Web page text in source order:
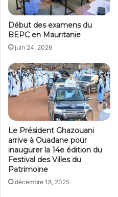
Début des examens du
BEPC en Mauritanie
juin 24, 2026
Le Président Ghazouani
arrive à Ouadane pour
inaugurer la 14e édition du
Festival des Villes du
Patrimoine
décembre 18, 2025